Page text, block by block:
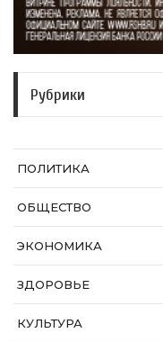
Рубрики
ПОЛИТИКА
ОБЩЕСТВО
ЭКОНОМИКА
ЗДОРОВЬЕ
КУЛЬТУРА